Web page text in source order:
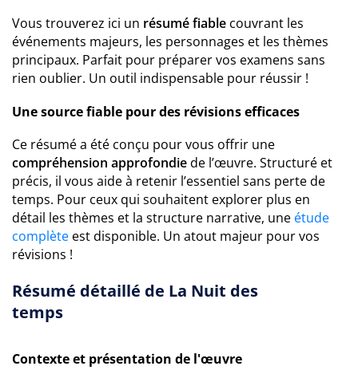
Vous trouverez ici un résumé fiable couvrant les
événements majeurs, les personnages et les thèmes
principaux. Parfait pour préparer vos examens sans
rien oublier. Un outil indispensable pour réussir !
Une source fiable pour des révisions efficaces
Ce résumé a été conçu pour vous offrir une
compréhension approfondiede l’œuvre. Structuré et
précis, il vous aide à retenir l’essentiel sans perte de
temps. Pour ceux qui souhaitent explorer plus en
détail les thèmes et la structure narrative, une étude
complète est disponible. Un atout majeur pour vos
révisions !
Résumé détaillé de La Nuit des
temps
Contexte et présentation de l'œuvre